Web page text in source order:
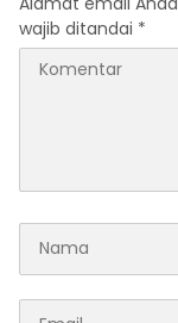
wajib ditandai *